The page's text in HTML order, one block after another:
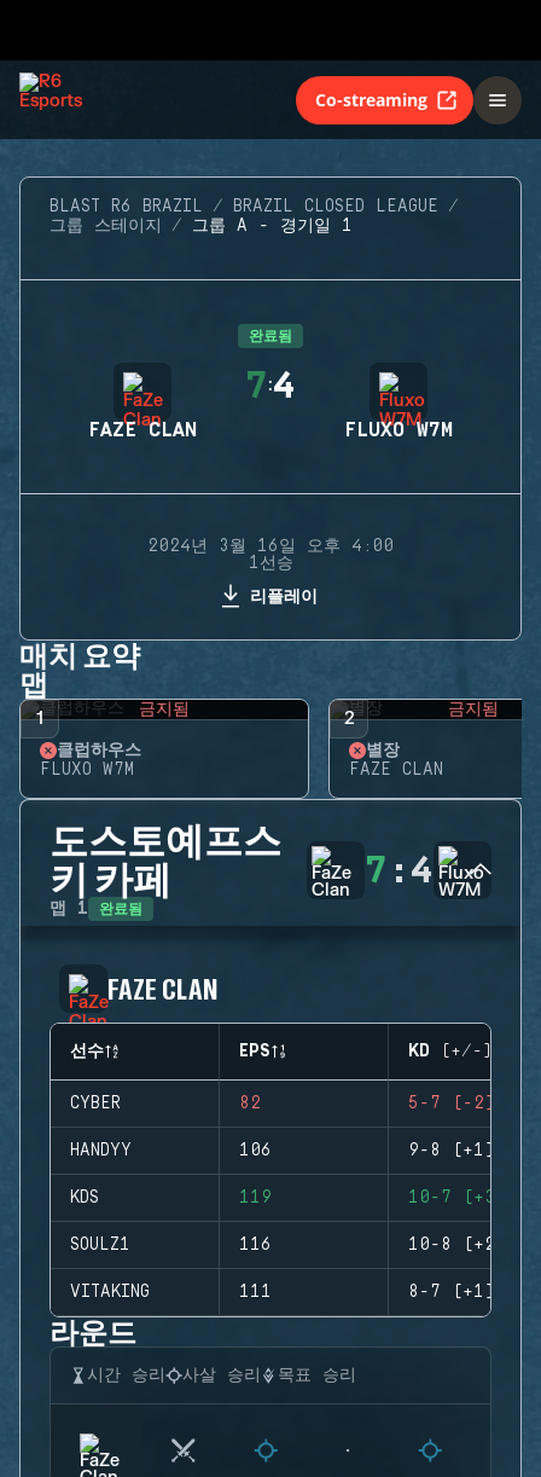
Co-streaming
BLAST R6 BRAZIL
BRAZIL CLOSED LEAGUE
그룹 스테이지
그룹 A - 경기일 1
완료됨
FAZE CLAN
7:4
FLUXO W7M
2024년 3월 16일 오후 4:00
1선승
리플레이
매치 요약
맵
1 금지됨
클럽하우스
FLUXO W7M
2 금지됨
별장
FAZE CLAN
도스토예프스
키 카페
맵 1 완료됨
7 : 4
FAZE CLAN
선수 EPS KD (+/-)
CYBER 82 5-7 (-2)
HANDYY 106 9-8 (+1)
KDS 119 10-7 (+3)
SOULZ1 116 10-8 (+2)
VITAKING 111 8-7 (+1)
라운드
시간 승리 사살 승리 목표 승리